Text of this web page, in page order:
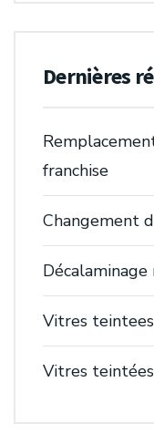
Dernières
franchise
Changement
Vitres
Vitres